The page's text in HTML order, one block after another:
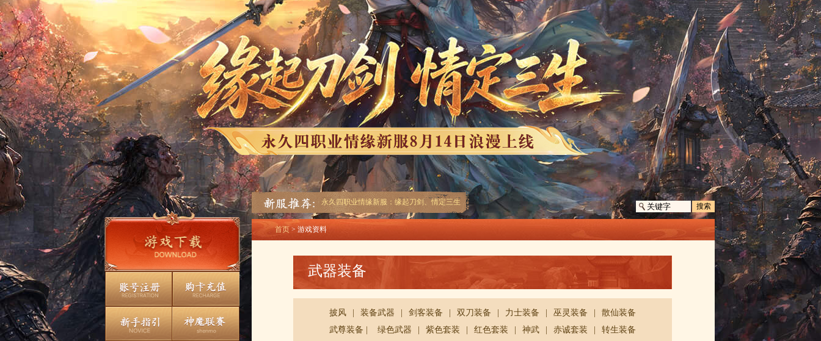
永久四职业情缘新服：缘起刀剑、情定三生 搜索
首页 > 游戏资料
武器装备
披风 装备武器 剑客装备 双刀装备 力士装备 巫灵装备
散仙装备
武尊装备 |
绿色武器 紫色套装 红色套装 神武 赤诚套装
转生装备